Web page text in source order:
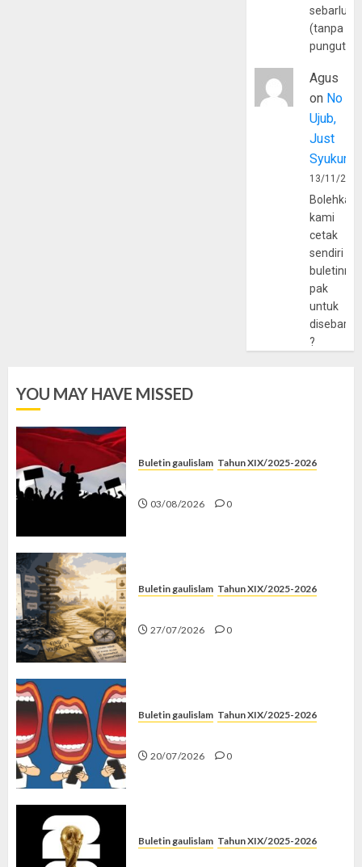
(tanpa
Agus
on No
Ujub,
Just
Syukur
13/11/
Bolehkah
kami
cetak
sendiri
pak
untuk
?
YOU MAY HAVE MISSED
Buletin gaulislam Tahun XIX/2025-2026
03/08/2026 0
Buletin gaulislam Tahun XIX/2025-2026
27/07/2026 0
Buletin gaulislam Tahun XIX/2025-2026
20/07/2026 0
Buletin gaulislam Tahun XIX/2025-2026